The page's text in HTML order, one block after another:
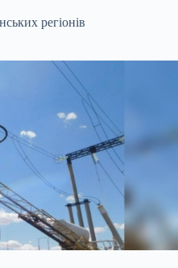
регіонів